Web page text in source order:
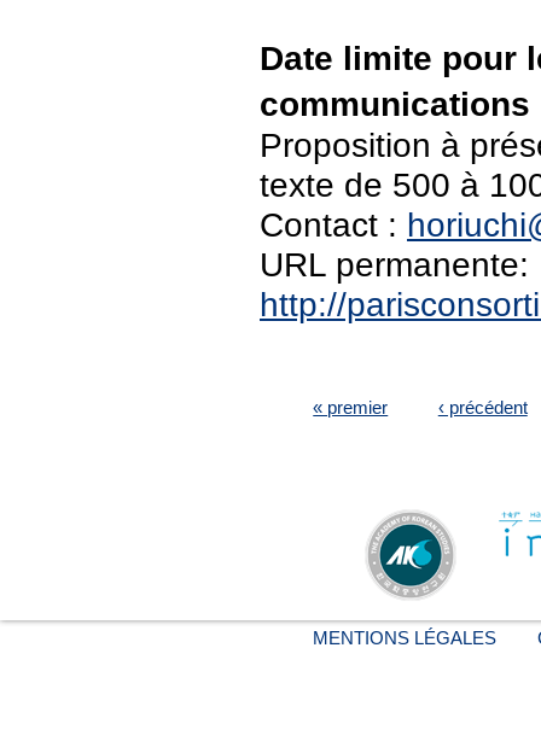
Date limite pour
communications
Proposition à
texte de 500 à
Contact :
URL permanente:
http://
« premier ‹ précédent
MENTIONS LÉGALES